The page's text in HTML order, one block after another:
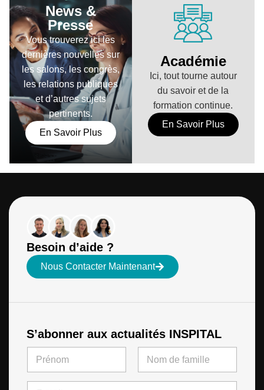
Académie
Ici, tout tourne autour
du savoir et de la
formation continue.
En Savoir Plus
News &
Presse
Vous trouverez ici les
dernières nouvelles sur
les salons, les congrès,
les relations publiques
et d’autres sujets
pertinents.
En Savoir Plus
Besoin d’aide ?
Nous Contacter Maintenant
S’abonner aux actualités INSPITAL
m